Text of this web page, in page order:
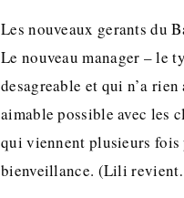
Les nouveaux gerants du
Le nouveau manager – le
desagreable et qui n’a
aimable possible avec les
qui viennent plusieurs fois
bienveillance. (Lili